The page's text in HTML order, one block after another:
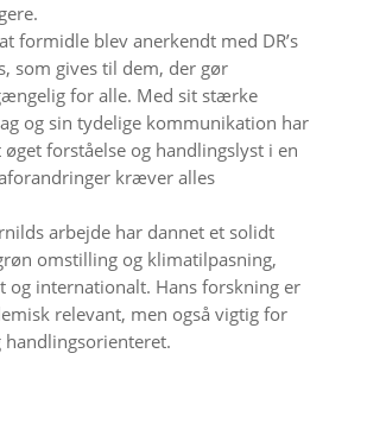
formidle blev anerkendt med DR’s
som gives til dem, der gør
for alle. Med sit stærke
og sin tydelige kommunikation har
forståelse og handlingslyst i en
kræver alles
arbejde har dannet et solidt
omstilling og klimatilpasning,
og internationalt. Hans forskning er
relevant, men også vigtig for
handlingsorienteret.